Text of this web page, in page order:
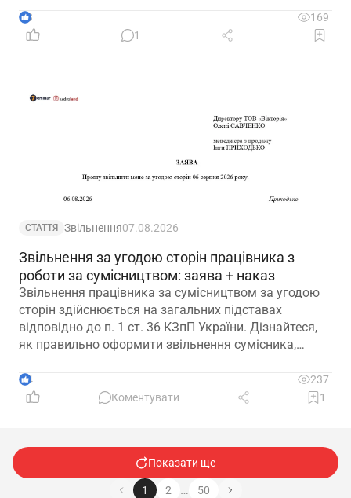
3
169
1
СТАТТЯ Звільнення07.08.2026
Звільнення за угодою сторін працівника з
роботи за сумісництвом: заява + наказ
Звільнення працівника за сумісництвом за угодою
сторін здійснюється на загальних підставах
відповідно до п. 1 ст. 36 КЗпП України. Дізнайтеся,
як правильно оформити звільнення сумісника,
зафіксувати домовленість між працівником і
роботодавцем.
4
237
Коментувати
1
Показати ще
1 2 … 50